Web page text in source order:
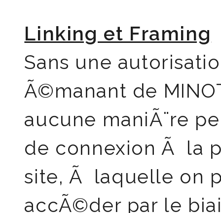
Linking et Framing
Sans une
Ã©manant de
aucune maniÃ¨re
de connexion Ã la
site, Ã laquelle on
accÃ©der par le